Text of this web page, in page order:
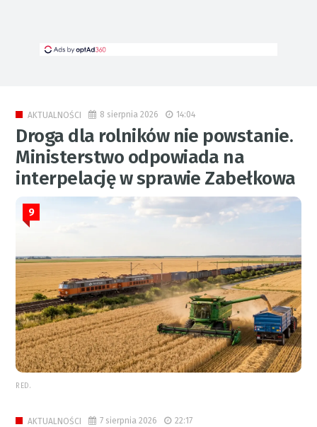
AKTUALNOŚCI 8 sierpnia 2026 14:04
Droga dla rolników nie powstanie.
Ministerstwo odpowiada na
interpelację w sprawie Zabełkowa
9
RED.
AKTUALNOŚCI 7 sierpnia 2026 22:17